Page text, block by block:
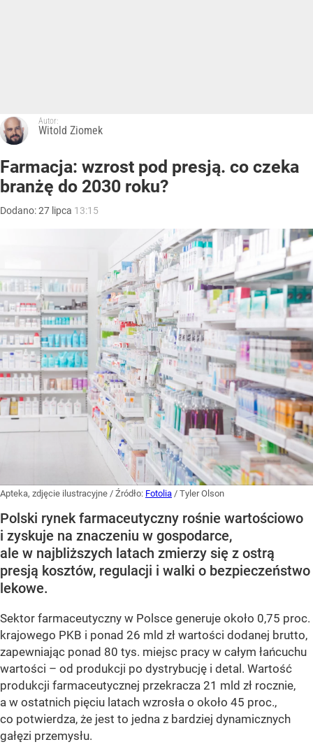
Autor:
Witold Ziomek
Farmacja: wzrost pod presją. co czeka
branżę do 2030 roku?
Dodano:27 lipca 13:15
Apteka, zdjęcie ilustracyjne / Źródło: Fotolia / Tyler Olson
Polski rynek farmaceutyczny rośnie wartościowo
i zyskuje na znaczeniu w gospodarce,
ale w najbliższych latach zmierzy się z ostrą
presją kosztów, regulacji i walki o bezpieczeństwo
lekowe.
Sektor farmaceutyczny w Polsce generuje około 0,75 proc.
krajowego PKB i ponad 26 mld zł wartości dodanej brutto,
zapewniając ponad 80 tys. miejsc pracy w całym łańcuchu
wartości – od produkcji po dystrybucję i detal. Wartość
produkcji farmaceutycznej przekracza 21 mld zł rocznie,
a w ostatnich pięciu latach wzrosła o około 45 proc.,
co potwierdza, że jest to jedna z bardziej dynamicznych
gałęzi przemysłu.